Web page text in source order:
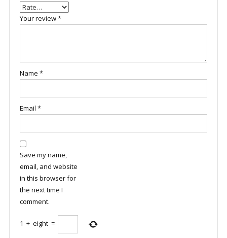
Your review*
Name *
Email *
Save my name,
email, and website
in this browser for
the next time I
comment.
1 + eight =